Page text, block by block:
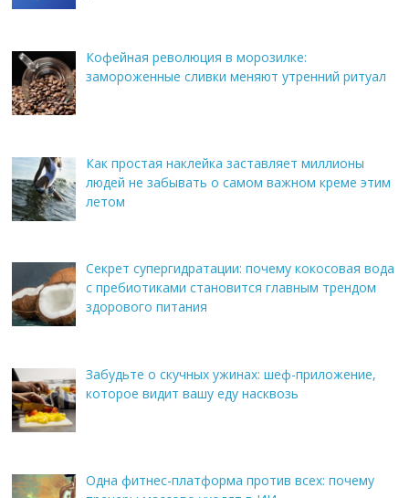
Кофейная революция в морозилке:
замороженные сливки меняют утренний ритуал
Как простая наклейка заставляет миллионы
людей не забывать о самом важном креме этим
летом
Секрет супергидратации: почему кокосовая вода
с пребиотиками становится главным трендом
здорового питания
Забудьте о скучных ужинах: шеф-приложение,
которое видит вашу еду насквозь
Одна фитнес-платформа против всех: почему